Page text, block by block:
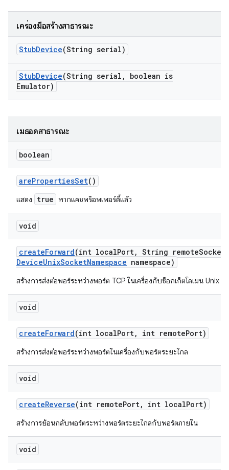
เครื่องมือสร้างสาธารณะ
StubDevice(String serial)
StubDevice(String serial ,
boolean is
Emulator)
เมธอดสาธารณะ
boolean
arePropertiesSet()
แสดง true หากแคชพร็อพเพอร์ตี้แล้ว
void
createForward(int localPort, String remoteSocket
DeviceUnixSocketNamespace namespace)
สร้างการส่งต่อพอร์ระหว่างพอร์ต TCP ในเครื่องกับซ็อกเก็ตโดเมน Unix ร
void
createForward(int localPort, int remotePort)
สร้างการส่งต่อพอร์ระหว่างพอร์ตในเครื่องกับพอร์ตระยะไกล
void
createReverse(int remotePort, int localPort)
สร้างการย้อนกลับพอร์ตระหว่างพอร์ตระยะไกลกับพอร์ตภายใน
void